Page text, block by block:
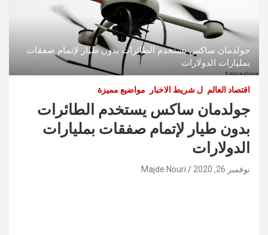
جولدمان ساكس يستخدم الطائرات بدون طيار لإتمام صفقات
بمليارات الدولارات
اقتصاد العالم ل شريط الاخبار مواضيع مميزة
جولدمان ساكس يستخدم الطائرات
بدون طيار لإتمام صفقات بمليارات
الدولارات
نوفمبر 26, 2020 Majde Nouri